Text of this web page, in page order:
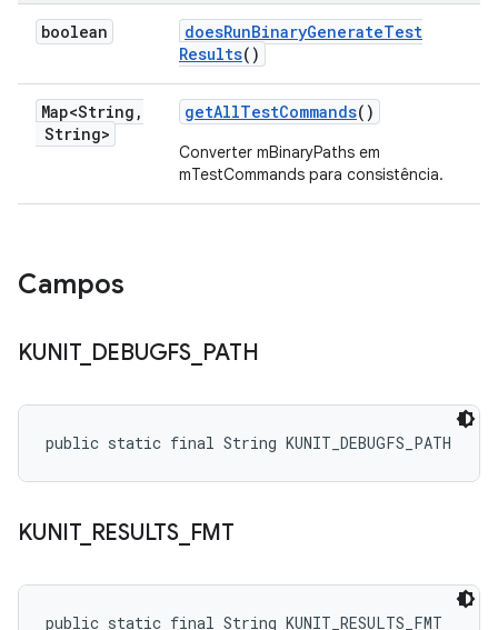
boolean doesRunBinaryGenerateTest
Results()
Map<String ,
String>
getAllTestCommands()
Converter mBinaryPaths em
mTestCommands para consistência.
Campos
KUNIT_ DEBUGFS_ PATH
public static final String KUNIT_DEBUGFS_PATH
KUNIT_ RESULTS_ FMT
public static final String KUNIT_RESULTS_FMT